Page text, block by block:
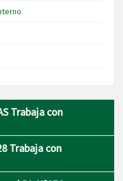
Trabaja con
Trabaja con